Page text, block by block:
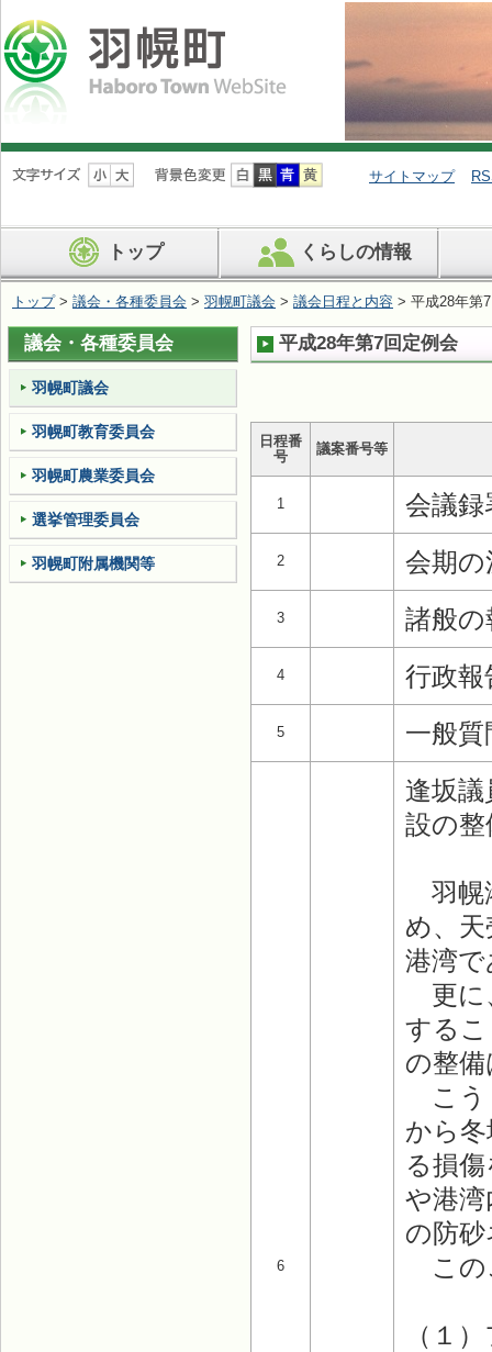
ナ
ビ
ン
を
ば
す
サイトマップ
トップ くらしの情報
トップ> 議会・各種委員会 > 羽幌町議会 > 議会日程と内容 > 平成28年第
平成28年第7回定例会
日程番
号
議案番号等
1 会議録
2 会期の
3 諸般の
4 行政報
5 一般質
6
逢坂
設の
羽幌
め、
港湾
更に
する
の整
こう
から
る損
や港
の防
この
（１
議会・各種委員会
羽幌町議会
羽幌町教育委員会
羽幌町農業委員会
選挙管理委員会
羽幌町附属機関等